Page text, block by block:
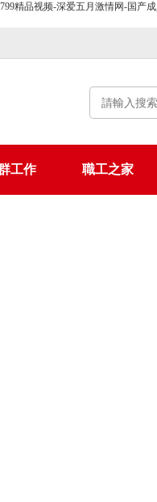
精品视频-深爱五月激情网-国产
工作 職工之家